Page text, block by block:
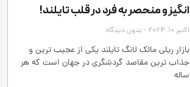
‌انگیز و منحصر به‌ فرد در قلب تایلند!
اکتبر 10, 2024 بدون دیدگاه
بازار ریلی مائک لانگ تایلند یکی از عجیب ‌ترین و
جذاب ‌ترین مقاصد گردشگری در جهان است که هر
ساله